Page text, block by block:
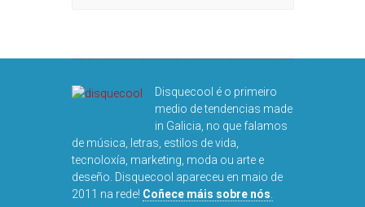
Disquecool é o primeiro
medio de tendencias made
in Galicia, no que falamos
de música, letras, estilos de vida,
tecnoloxía, marketing, moda ou arte e
deseño. Disquecool apareceu en maio de
2011 na rede! Coñece máis sobre nós